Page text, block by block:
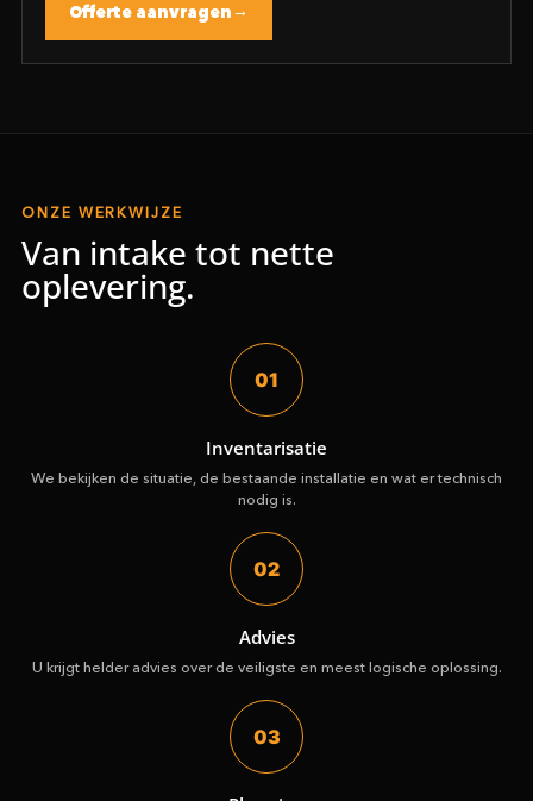
Offerte aanvragen
ONZE WERKWIJZE
Van intake tot nette
oplevering.
01
Inventarisatie
We bekijken de situatie, de bestaande installatie en wat er technisch
nodig is.
02
Advies
U krijgt helder advies over de veiligste en meest logische oplossing.
03